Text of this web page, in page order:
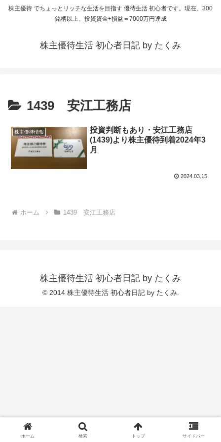
株主優待 でちょっとリッチな生活を目指す 優待生活 初心者です。現在、300
銘柄以上、投資資金+損益＝7000万円達成
株主優待生活 初心者日記 by たくみ
1439 安江工務店
株主優待情報
投資判断もあり・安江工務店
(1439)より株主優待到着2024年3
月
2024.03.15
ホーム 1439 安江工務店
株主優待生活 初心者日記 by たくみ
© 2014 株主優待生活 初心者日記 by たくみ.
ホーム 検索 トップ サイドバー